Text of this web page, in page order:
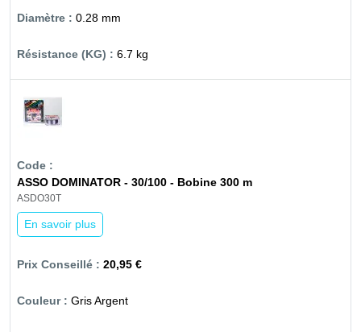
0.28 mm
6.7 kg
ASSO DOMINATOR - 30/100 - Bobine 300 m
ASDO30T
En savoir plus
20,95 €
Gris Argent